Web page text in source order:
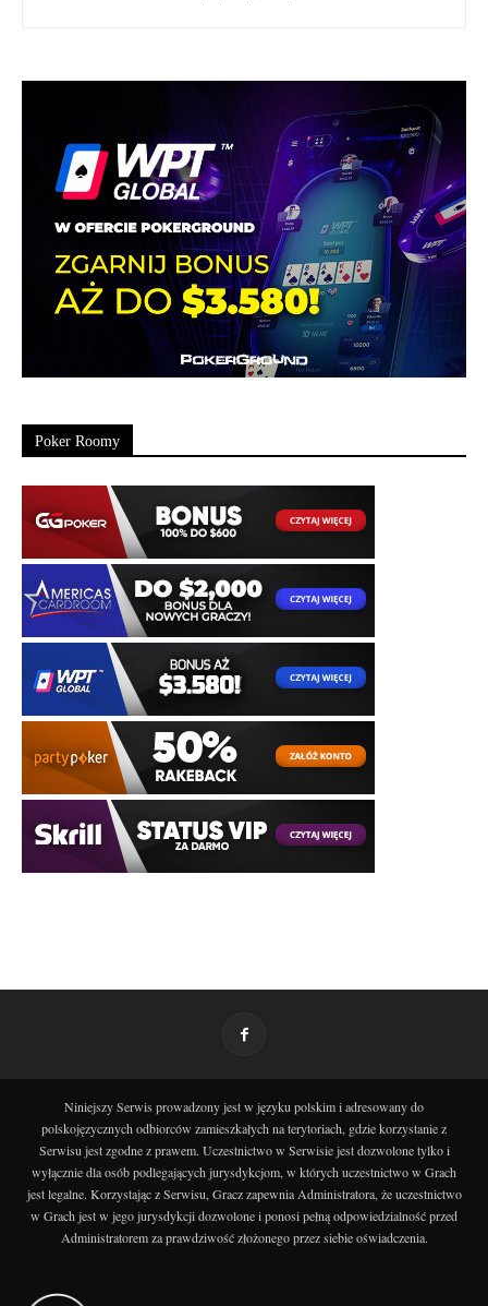
Poker Roomy
Niniejszy Serwis prowadzony jest w języku polskim i adresowany do
polskojęzycznych odbiorców zamieszkałych na terytoriach, gdzie korzystanie z
Serwisu jest zgodne z prawem. Uczestnictwo w Serwisie jest dozwolone tylko i
wyłącznie dla osób podlegających jurysdykcjom, w których uczestnictwo w Grach
jest legalne. Korzystając z Serwisu, Gracz zapewnia Administratora, że uczestnictwo
w Grach jest w jego jurysdykcji dozwolone i ponosi pełną odpowiedzialność przed
Administratorem za prawdziwość złożonego przez siebie oświadczenia.